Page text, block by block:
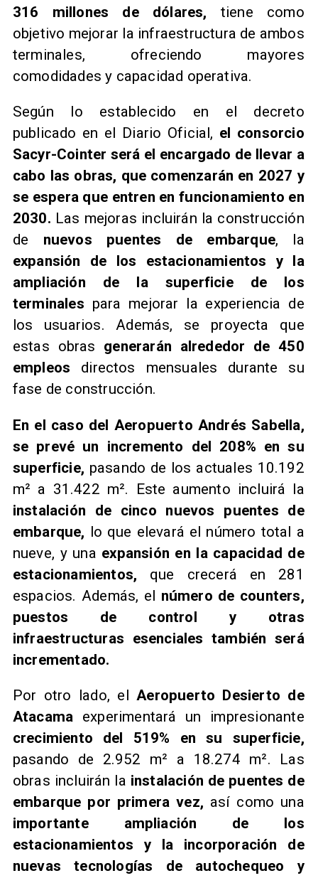
316 millones de dólares, tiene como
objetivo mejorar la infraestructura de ambos
terminales, ofreciendo mayores
comodidades y capacidad operativa.
Según lo establecido en el decreto
publicado en el Diario Oficial, el consorcio
Sacyr-Cointer será el encargado de llevar a
cabo las obras, que comenzarán en 2027 y
se espera que entren en funcionamiento en
2030. Las mejoras incluirán la construcción
de nuevos puentes de embarque, la
expansión de los estacionamientos y la
ampliación de la superficie de los
terminales para mejorar la experiencia de
los usuarios. Además, se proyecta que
estas obras generarán alrededor de 450
empleos directos mensuales durante su
fase de construcción.
En el caso del Aeropuerto Andrés Sabella,
se prevé un incremento del 208% en su
superficie, pasando de los actuales 10.192
m² a 31.422 m². Este aumento incluirá la
instalación de cinco nuevos puentes de
embarque, lo que elevará el número total a
nueve, y una expansión en la capacidad de
estacionamientos, que crecerá en 281
espacios. Además, el número de counters,
puestos de control y otras
infraestructuras esenciales también será
incrementado.
Por otro lado, elAeropuerto Desierto de
Atacama experimentará un impresionante
crecimiento del 519% en su superficie,
pasando de 2.952 m² a 18.274 m². Las
obras incluirán la instalación de puentes de
embarque por primera vez, así como una
importante ampliación de los
estacionamientos y la incorporación de
nuevas tecnologías de autochequeo y